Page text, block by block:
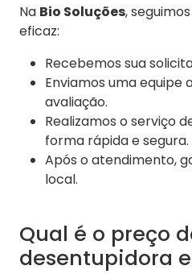
Na Bio Soluções,
eficaz:
Recebemos sua
Enviamos uma equipe
avaliação.
Realizamos o serviço
forma rápida e segura.
Após o atendimento,
local.
Qual é o preço
desentupidora